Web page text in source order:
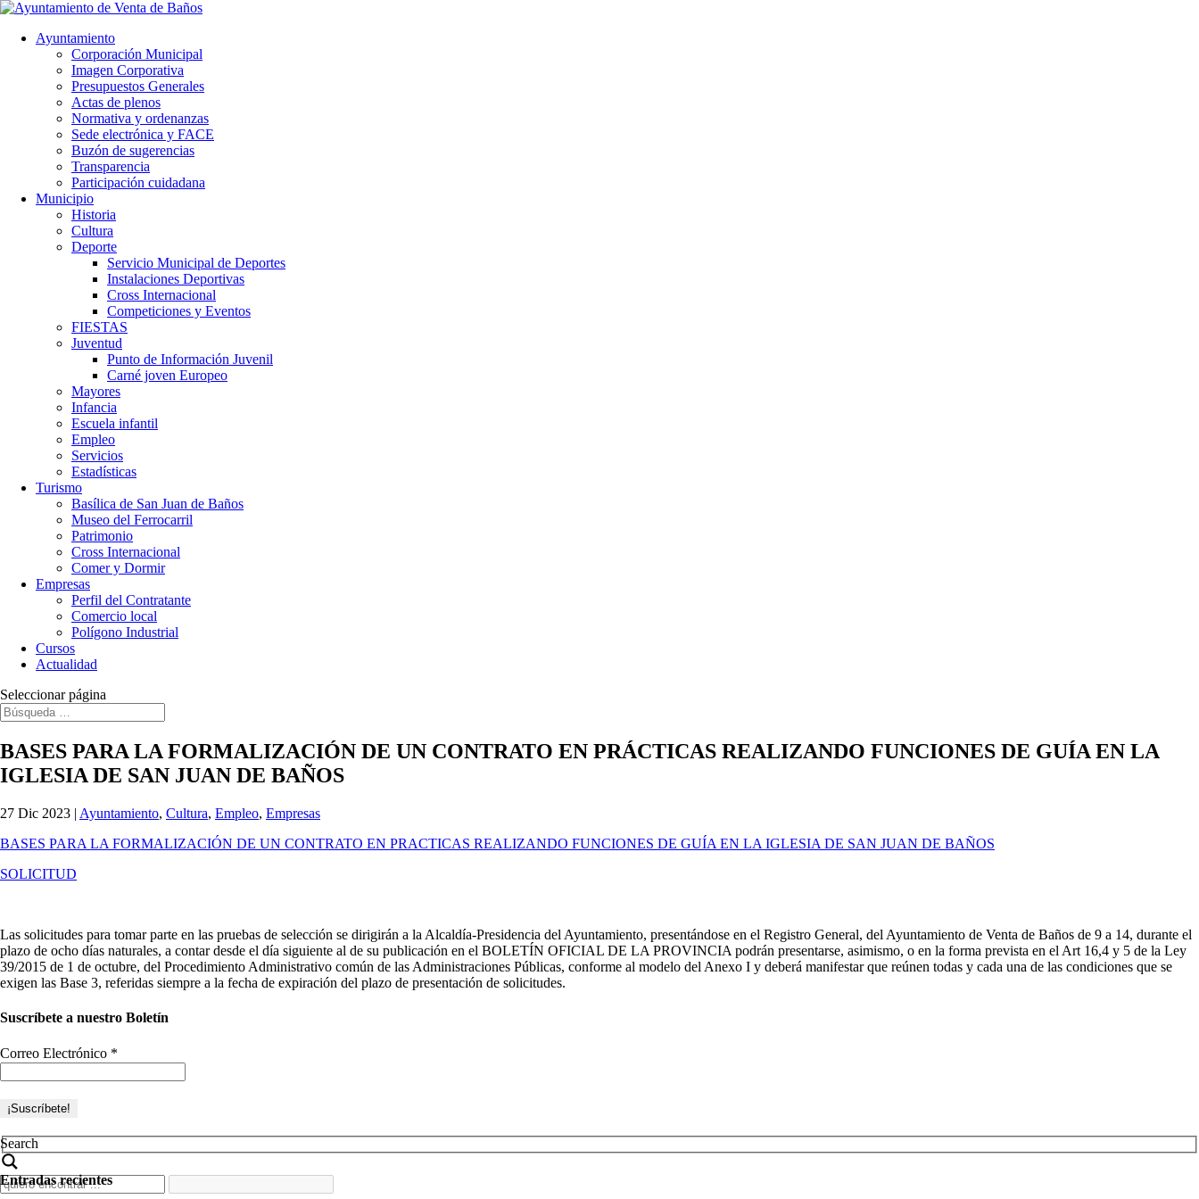
Ayuntamiento
Corporación Municipal
Imagen Corporativa
Presupuestos Generales
Actas de plenos
Normativa y ordenanzas
Sede electrónica y FACE
Buzón de sugerencias
Transparencia
Participación cuidadana
Municipio
Historia
Cultura
Deporte
Servicio Municipal de Deportes
Instalaciones Deportivas
Cross Internacional
Competiciones y Eventos
FIESTAS
Juventud
Punto de Información Juvenil
Carné joven Europeo
Mayores
Infancia
Escuela infantil
Empleo
Servicios
Estadísticas
Turismo
Basílica de San Juan de Baños
Museo del Ferrocarril
Patrimonio
Cross Internacional
Comer y Dormir
Empresas
Perfil del Contratante
Comercio local
Polígono Industrial
Cursos
Actualidad
Seleccionar página
BASES PARA LA FORMALIZACIÓN DE UN CONTRATO EN PRÁCTICAS REALIZANDO FUNCIONES DE GUÍA EN LA
IGLESIA DE SAN JUAN DE BAÑOS
27 Dic 2023 | Ayuntamiento, Cultura, Empleo, Empresas
BASES PARA LA FORMALIZACIÓN DE UN CONTRATO EN PRACTICAS REALIZANDO FUNCIONES DE GUÍA EN LA IGLESIA DE SAN JUAN DE BAÑOS
SOLICITUD
Las solicitudes para tomar parte en las pruebas de selección se dirigirán a la Alcaldía-Presidencia del Ayuntamiento, presentándose en el Registro General, del Ayuntamiento de Venta de Baños de 9 a 14, durante el
plazo de ocho días naturales, a contar desde el día siguiente al de su publicación en el BOLETÍN OFICIAL DE LA PROVINCIA podrán presentarse, asimismo, o en la forma prevista en el Art 16,4 y 5 de la Ley
39/2015 de 1 de octubre, del Procedimiento Administrativo común de las Administraciones Públicas, conforme al modelo del Anexo I y deberá manifestar que reúnen todas y cada una de las condiciones que se
exigen las Base 3, referidas siempre a la fecha de expiración del plazo de presentación de solicitudes.
Suscríbete a nuestro Boletín
Correo Electrónico *
Search
Entradas recientes